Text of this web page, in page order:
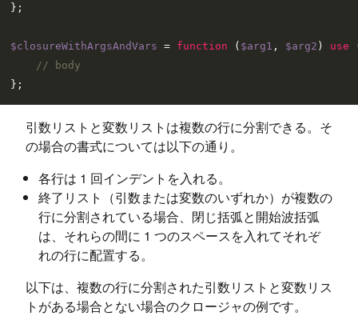
};
$closureWithArgsAndVars = function ( $arg1 , $arg2 ) use
// body
引数リストと変数リストは複数の行に分割できる。そ
の場合の書式については以下の通り。
各行は 1 回インデントを入れる。
終了リスト（引数または変数のいずれか）が複数の
行に分割されている場合、閉じ括弧と開始波括弧
は、それらの間に 1 つのスペースを入れてそれぞ
れの行に配置する。
以下は、複数の行に分割された引数リストと変数リス
トがある場合とない場合のクロージャの例です。